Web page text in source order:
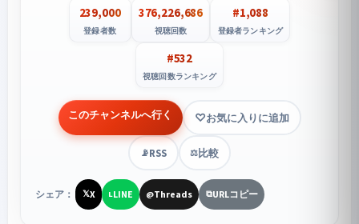
239,000
登録者数
376,226,686
視聴回数
#1,088
登録者ランキング
#532
視聴回数ランキング
このチャンネルへ行く お気に入りに追加
📡RSS ⚖️比較
シェア： 𝕏X LLINE @Threads ⧉URLコピー